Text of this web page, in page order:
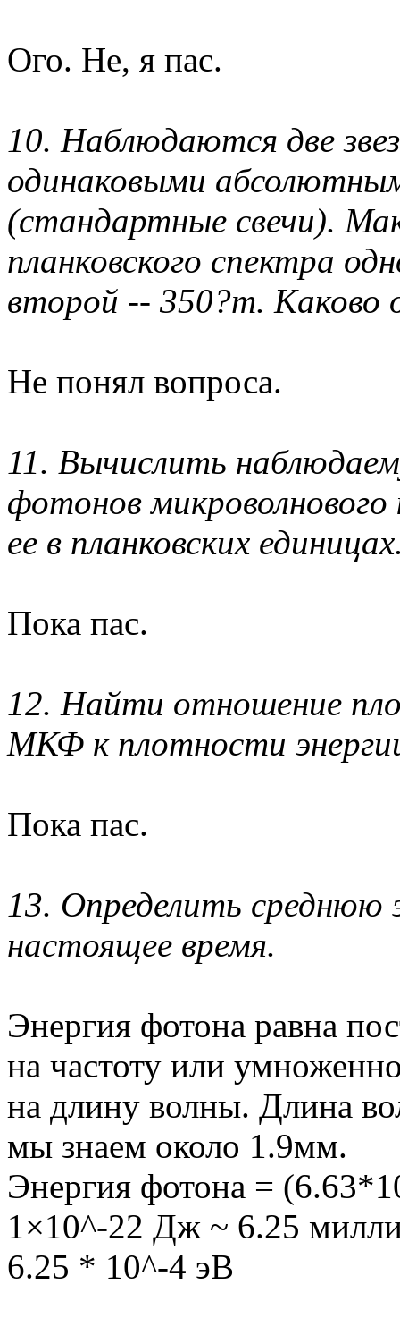
Ого. Не, я пас.
10. Наблюдаются две
одинаковыми
(стандартные свечи).
планковского спектра
второй -- 350?m. Каково
Не понял вопроса.
11. Вычислить
фотонов
ее в планковских
Пока пас.
12. Найти отношение
МКФ к плотности
Пока пас.
13. Определить
настоящее время.
Энергия фотона равна
на частоту или
на длину волны. Длина
мы знаем около 1.9мм.
Энергия фотона =
1×10^-22 Дж ~ 6.25
6.25 * 10^-4 эВ